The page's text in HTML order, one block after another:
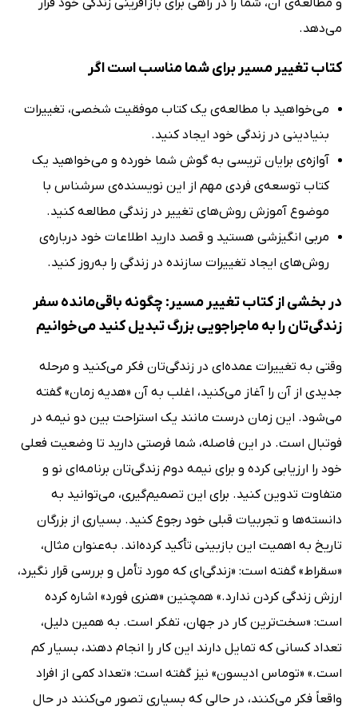
و مطالعه‌‌ی آن، شما را در راهی برای بازآفرینی زندگی خود قرار
می‌دهد.
کتاب تغییر مسیر برای شما مناسب است اگر
می‌خواهید با مطالعه‌ی یک کتاب موفقیت شخصی، تغییرات
بنیادینی در زندگی خود ایجاد کنید.
آوازه‌ی برایان تریسی به گوش شما خورده و می‌خواهید یک
کتاب توسعه‌ی فردی مهم از این نویسنده‌ی سرشناس با
موضوع آموزش روش‌های تغییر در زندگی مطالعه کنید.
مربی انگیزشی هستید و قصد دارید اطلاعات خود درباره‌ی
روش‌های ایجاد تغییرات سازنده در زندگی را به‌روز کنید.
در بخشی از کتاب تغییر مسیر: چگونه باقی‌مانده سفر
زندگی‌تان را به ماجراجویی بزرگ تبدیل کنید می‌خوانیم
وقتی به تغییرات عمده‌ای در زندگی‌تان فکر می‌کنید و مرحله
جدیدی از آن را آغاز می‌کنید، اغلب به آن «هدیه زمان» گفته
می‌شود. این زمان درست مانند یک استراحت بین دو نیمه در
فوتبال است. در این فاصله، شما فرصتی دارید تا وضعیت فعلی
خود را ارزیابی کرده و برای نیمه دوم زندگی‌تان برنامه‌ای نو و
متفاوت تدوین کنید. برای این تصمیم‌گیری، می‌توانید به
دانسته‌ها و تجربیات قبلی خود رجوع کنید. بسیاری از بزرگان
تاریخ به اهمیت این بازبینی تأکید کرده‌اند. به‌عنوان مثال،
«سقراط» گفته است: «زندگی‌ای که مورد تأمل و بررسی قرار نگیرد،
ارزش زندگی کردن ندارد.» همچنین «هنری فورد» اشاره کرده
است: «سخت‌ترین کار در جهان، تفکر است. به همین دلیل،
تعداد کسانی که تمایل دارند این کار را انجام دهند، بسیار کم
است.» «توماس ادیسون» نیز گفته است: «تعداد کمی از افراد
واقعاً فکر می‌کنند، در حالی که بسیاری تصور می‌کنند در حال